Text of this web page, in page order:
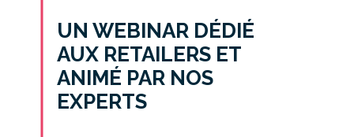
UN WEBINAR DÉDIÉ
AUX RETAILERS ET
ANIMÉ PAR NOS
EXPERTS